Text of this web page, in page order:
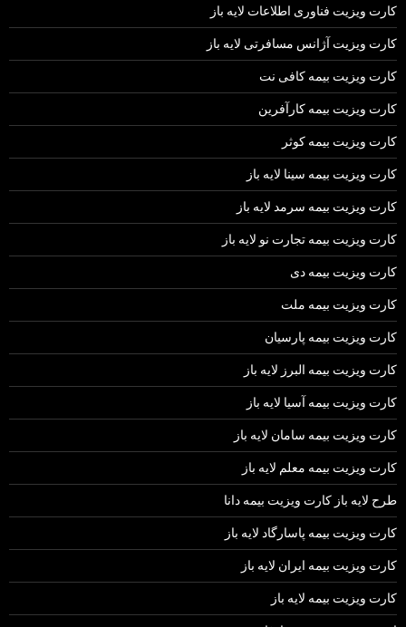
کارت ویزیت فناوری اطلاعات لایه باز
کارت ویزیت آژانس مسافرتی لایه باز
کارت ویزیت بیمه کافی نت
کارت ویزیت بیمه کارآفرین
کارت ویزیت بیمه کوثر
کارت ویزیت بیمه سینا لایه باز
کارت ویزیت بیمه سرمد لایه باز
کارت ویزیت بیمه تجارت نو لایه باز
کارت ویزیت بیمه دی
کارت ویزیت بیمه ملت
کارت ویزیت بیمه پارسیان
کارت ویزیت بیمه البرز لایه باز
کارت ویزیت بیمه آسیا لایه باز
کارت ویزیت بیمه سامان لایه باز
کارت ویزیت بیمه معلم لایه باز
طرح لایه باز کارت ویزیت بیمه دانا
کارت ویزیت بیمه پاسارگاد لایه باز
کارت ویزیت بیمه ایران لایه باز
کارت ویزیت بیمه لایه باز